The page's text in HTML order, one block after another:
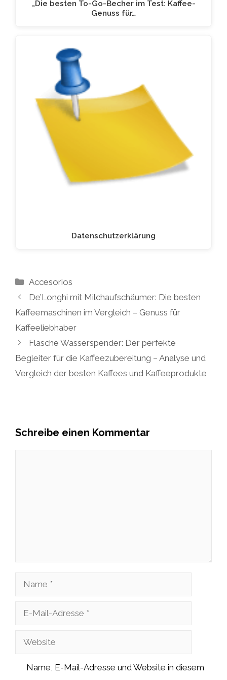
„Die besten To-Go-Becher im Test: Kaffee-
Genuss für…
Datenschutzerklärung
Kategorien
Accesorios
De’Longhi mit Milchaufschäumer: Die besten
Kaffeemaschinen im Vergleich – Genuss für
Kaffeeliebhaber
Flasche Wasserspender: Der perfekte
Begleiter für die Kaffeezubereitung – Analyse und
Vergleich der besten Kaffees und Kaffeeprodukte
Schreibe einen Kommentar
Name
Adresse
Website
Name, E-Mail-Adresse und Website in diesem